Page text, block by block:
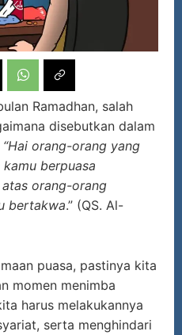
Ramadhan, salah
disebutkan dalam
“Hai orang-orang yang
berpuasa
orang-orang
bertakwa.” (QS. Al-
puasa, pastinya kita
momen menimba
harus melakukannya
serta menghindari